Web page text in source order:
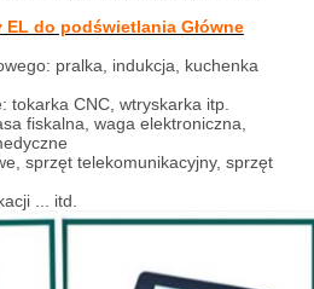
EL do podświetlania Główne
pralka, indukcja, kuchenka
tokarka CNC, wtryskarka itp.
fiskalna, waga elektroniczna,
sprzęt telekomunikacyjny, sprzęt
... itd.